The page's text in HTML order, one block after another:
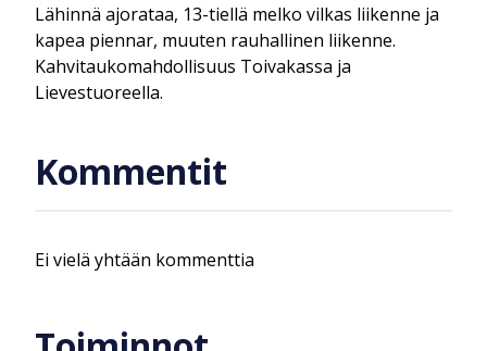
Lähinnä ajorataa, 13-tiellä melko vilkas liikenne ja
kapea piennar, muuten rauhallinen liikenne.
Kahvitaukomahdollisuus Toivakassa ja
Lievestuoreella.
Kommentit
Ei vielä yhtään kommenttia